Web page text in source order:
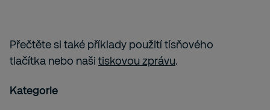
Přečtěte si také příklady použití tísňového
tlačítka nebo naši tiskovou zprávu.
Kategorie